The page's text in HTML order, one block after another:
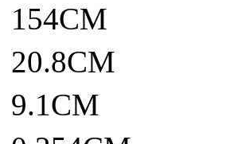
154CM
20.8CM
9.1CM